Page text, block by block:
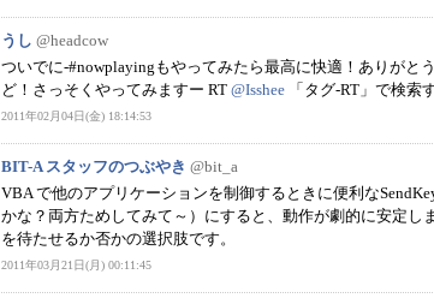
うし @headcow
ついでに-#nowplayingもやってみたら最高に快適！ありがと
ど！さっそくやってみますー RT @Isshee 「タグ-RT」で検索
2011年02月04日(金) 18:14:53
BIT-A スタッフのつぶやき @bit_a
VBA で他のアプリケーションを制御するときに便利な
かな？両方ためしてみて～）にすると、動作が劇的に安定し
を待たせるか否かの選択肢です。
2011年03月21日(月) 00:11:45